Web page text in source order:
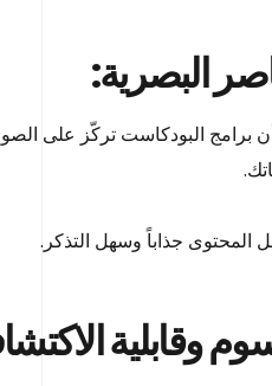
البصرية:
برامج البودكاست تركّز على
المحتوى جذاباً وسهل التذكر.
وقابلية